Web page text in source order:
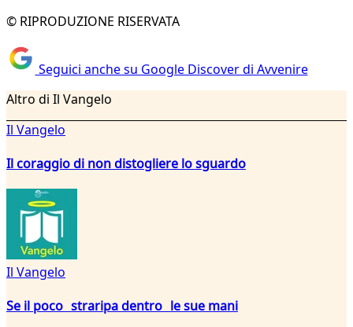
© RIPRODUZIONE RISERVATA
Seguici anche su Google Discover di Avvenire
Altro di Il Vangelo
Il Vangelo
Il coraggio di non distogliere lo sguardo
Il Vangelo
Se il poco straripa dentro le sue mani